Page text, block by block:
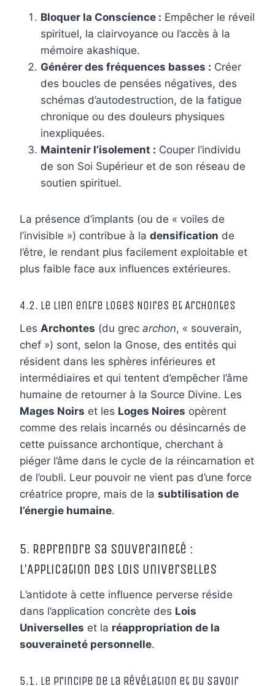
Bloquer la Conscience : Empêcher le réveil
spirituel, la clairvoyance ou l’accès à la
mémoire akashique.
Générer des fréquences basses : Créer
des boucles de pensées négatives, des
schémas d’autodestruction, de la fatigue
chronique ou des douleurs physiques
inexpliquées.
Maintenir l’isolement : Couper l’individu
de son Soi Supérieur et de son réseau de
soutien spirituel.
La présence d’implants (ou de « voiles de
l’invisible ») contribue à la densification de
l’être, le rendant plus facilement exploitable et
plus faible face aux influences extérieures.
4.2. Le Lien entre Loges Noires et Archontes
Les Archontes (du grec archon, « souverain,
chef ») sont, selon la Gnose, des entités qui
résident dans les sphères inférieures et
intermédiaires et qui tentent d’empêcher l’âme
humaine de retourner à la Source Divine. Les
Mages Noirs et les Loges Noires opèrent
comme des relais incarnés ou désincarnés de
cette puissance archontique, cherchant à
piéger l’âme dans le cycle de la réincarnation et
de l’oubli. Leur pouvoir ne vient pas d’une force
créatrice propre, mais de la subtilisation de
l’énergie humaine.
5. Reprendre Sa Souveraineté :
L’Application des Lois Universelles
L’antidote à cette influence perverse réside
dans l’application concrète des Lois
Universelles et la réappropriation de la
souveraineté personnelle.
5.1. Le Principe de la Révélation et du Savoir